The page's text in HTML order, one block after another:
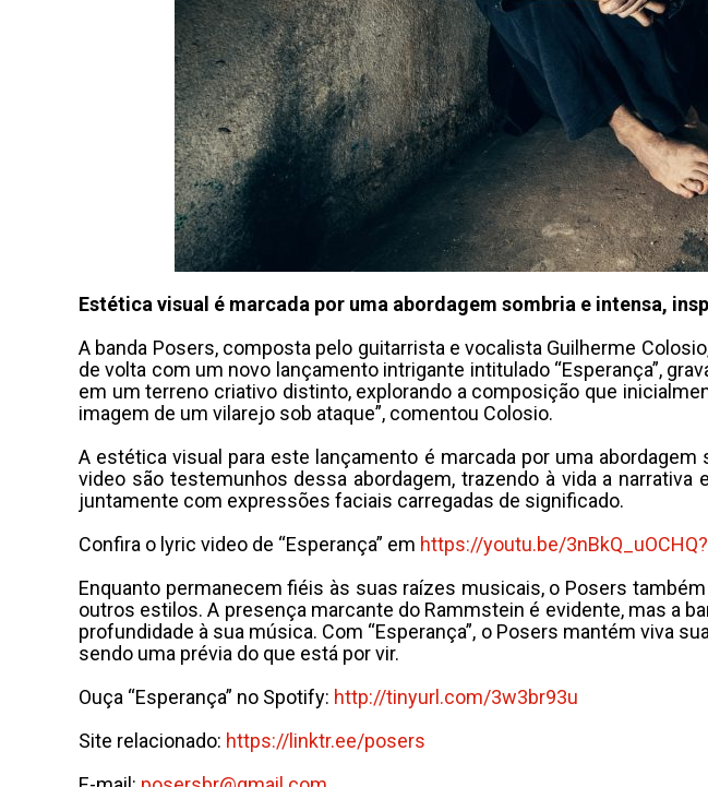
Estética visual é marcada por uma abordagem sombria e intensa,
A banda Posers, composta pelo guitarrista e vocalista Guilherme
de volta com um novo lançamento intrigante intitulado “Esperança”,
em um terreno criativo distinto, explorando a composição que
imagem de um vilarejo sob ataque”, comentou Colosio.
A estética visual para este lançamento é marcada por uma
video são testemunhos dessa abordagem, trazendo à vida a
juntamente com expressões faciais carregadas de significado.
Confira o lyric video de “Esperança” em https://youtu.be/3nBkQ_uOCHQ?
Enquanto permanecem fiéis às suas raízes musicais, o Posers
outros estilos. A presença marcante do Rammstein é evidente, mas a
profundidade à sua música. Com “Esperança”, o Posers mantém viva
sendo uma prévia do que está por vir.
Ouça “Esperança” no Spotify: http://tinyurl.com/3w3br93u
Site relacionado: https://linktr.ee/posers